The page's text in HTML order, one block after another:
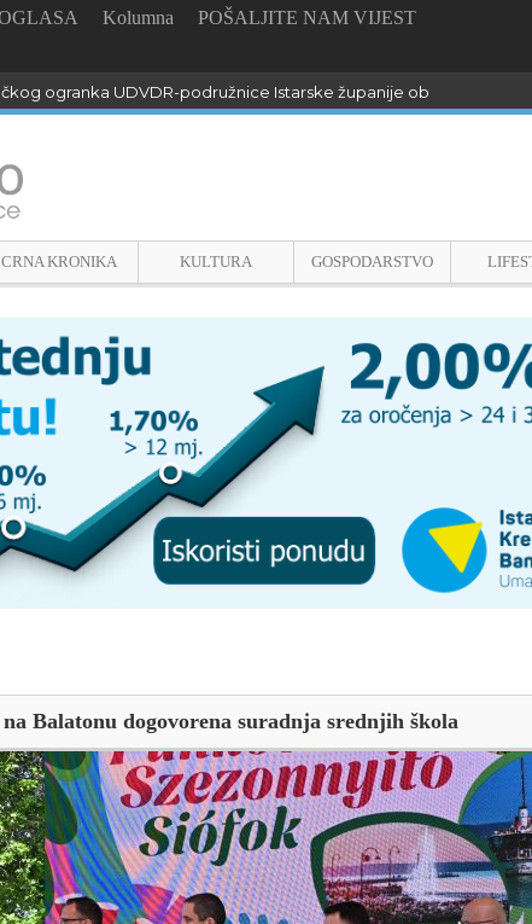
Kolumna
POŠALJITE NAM VIJEST
ogranka UDVDR-podružnice Istarske županije obilježili Dan
CRNA KRONIKA KULTURA GOSPODARSTVO
Balatonu dogovorena suradnja srednjih škola